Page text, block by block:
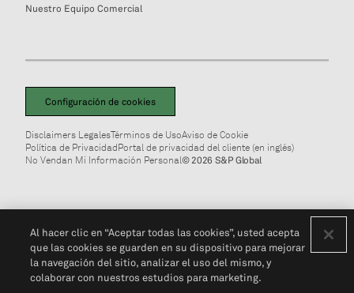
Nuestro Equipo Comercial
Configuración de cookies
Disclaimers LegalesTérminos de UsoAviso de Cookie
Política de PrivacidadPortal de privacidad del cliente (en inglés)
No Vendan Mi Información Personal© 2026 S&P Global
Al hacer clic en “Aceptar todas las cookies”, usted acepta
que las cookies se guarden en su dispositivo para mejorar
la navegación del sitio, analizar el uso del mismo, y
colaborar con nuestros estudios para marketing.